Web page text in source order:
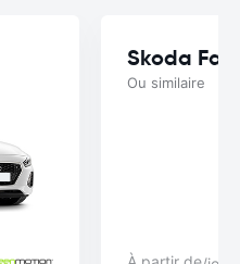
Skoda
Ou similaire